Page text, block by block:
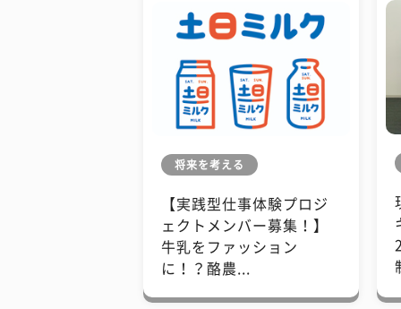
将来を考える
【実践型仕事体験プロジ
ェクトメンバー募集！】
牛乳をファッション
に！？酪農...